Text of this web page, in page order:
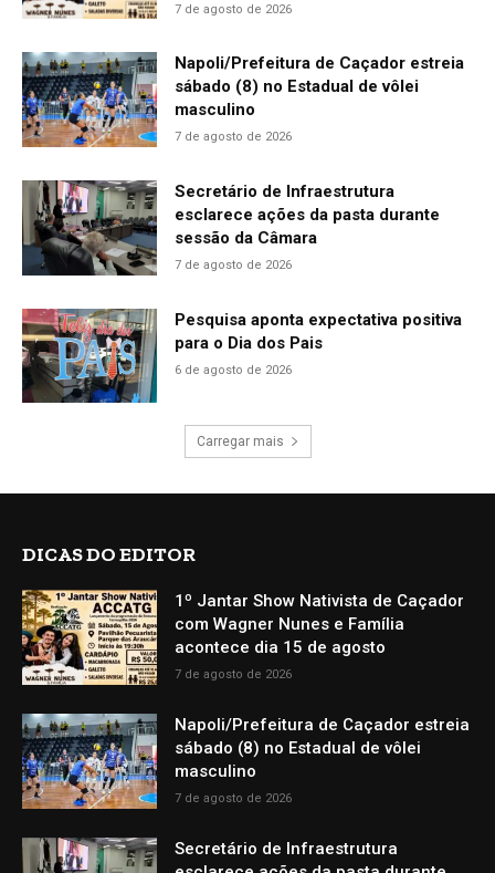
7 de agosto de 2026
Napoli/Prefeitura de Caçador estreia
sábado (8) no Estadual de vôlei
masculino
7 de agosto de 2026
Secretário de Infraestrutura
esclarece ações da pasta durante
sessão da Câmara
7 de agosto de 2026
Pesquisa aponta expectativa positiva
para o Dia dos Pais
6 de agosto de 2026
Carregar mais
DICAS DO EDITOR
1º Jantar Show Nativista de Caçador
com Wagner Nunes e Família
acontece dia 15 de agosto
7 de agosto de 2026
Napoli/Prefeitura de Caçador estreia
sábado (8) no Estadual de vôlei
masculino
7 de agosto de 2026
Secretário de Infraestrutura